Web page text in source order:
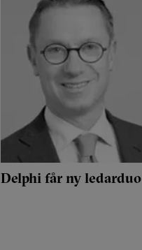
Delphi får ny ledarduo